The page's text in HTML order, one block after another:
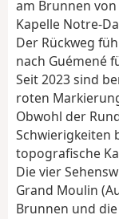
am Brunnen
Kapelle Notre-
Der Rückweg
nach Guémené
Seit 2023 sind
roten
Obwohl der
Schwierigkeiten
topografische
Die vier
Grand Moulin
Brunnen und